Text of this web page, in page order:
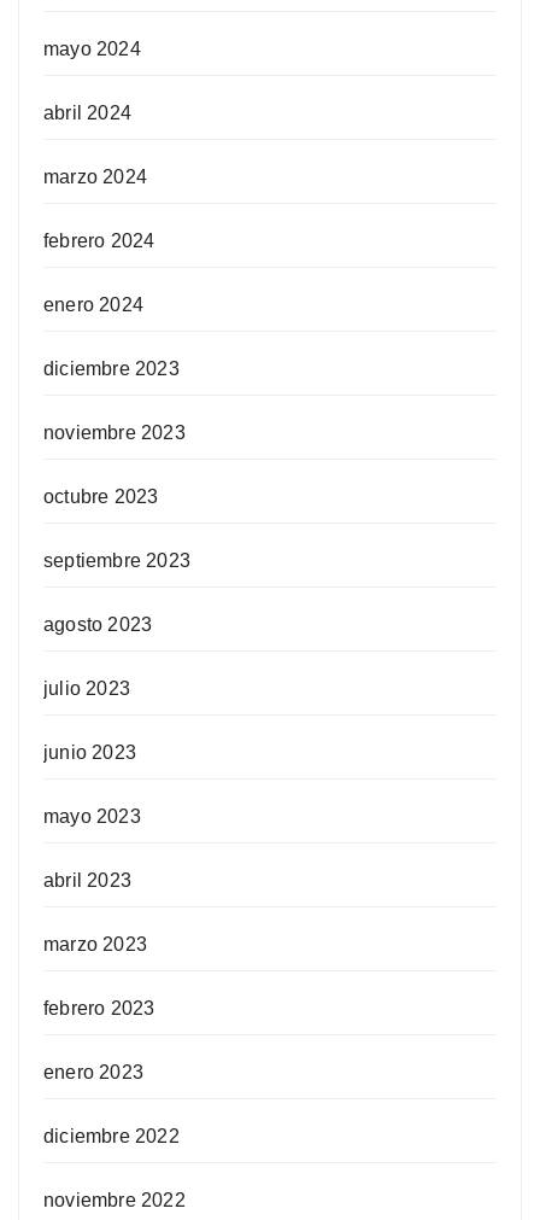
mayo 2024
abril 2024
marzo 2024
febrero 2024
enero 2024
diciembre 2023
noviembre 2023
octubre 2023
septiembre 2023
agosto 2023
julio 2023
junio 2023
mayo 2023
abril 2023
marzo 2023
febrero 2023
enero 2023
diciembre 2022
noviembre 2022